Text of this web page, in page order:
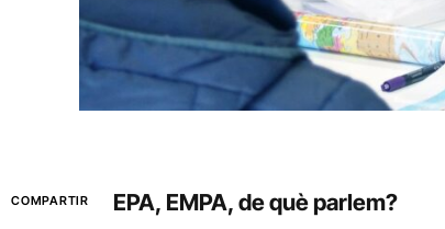
COMPARTIR EPA, EMPA, de què parlem?